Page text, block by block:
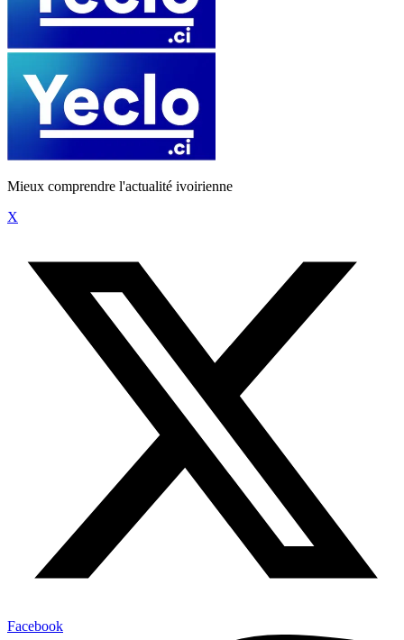
Mieux comprendre l'actualité ivoirienne
X
Facebook